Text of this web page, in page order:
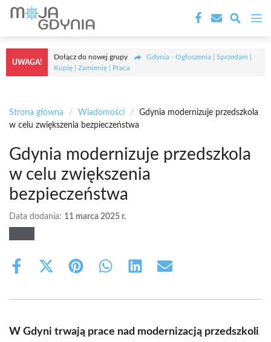
Przejdź
treści
UWAGA!
Dołącz do nowej grupy
Gdynia - Ogłoszenia | Sprzedam |
Kupię | Zamienię | Praca
Strona główna / Wiadomości /
Gdynia modernizuje przedszkola
w celu zwiększenia bezpieczeństwa
Gdynia modernizuje przedszkola
w celu zwiększenia
bezpieczeństwa
Data dodania: 11 marca 2025 r.
Share
Share
(Twitter)
Share Share Share Share
W Gdyni trwają prace nad modernizacją przedszkoli